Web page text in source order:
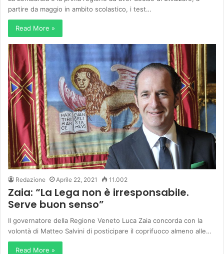
partire da maggio in ambito scolastico, i test…
Read More »
Redazione Aprile 22, 2021 11.002
Zaia: “La Lega non è irresponsabile.
Serve buon senso”
Il governatore della Regione Veneto Luca Zaia concorda con la
volontà di Matteo Salvini di posticipare il coprifuoco almeno alle…
Read More »